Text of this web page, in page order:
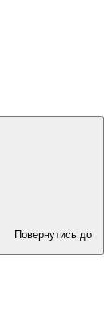
Повернутись до